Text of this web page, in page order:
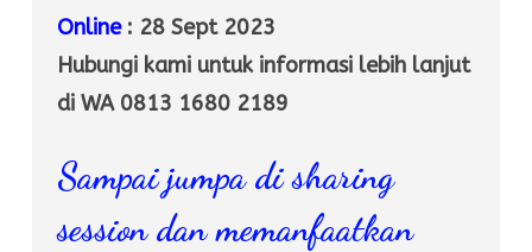
Online: 28 Sept 2023
Hubungi kami untuk informasi lebih lanjut
di WA 0813 1680 2189
Sampai jumpa di sharing
session dan memanfaatkan